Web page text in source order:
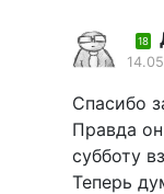
18
Спасибо
Правда
субботу
Теперь